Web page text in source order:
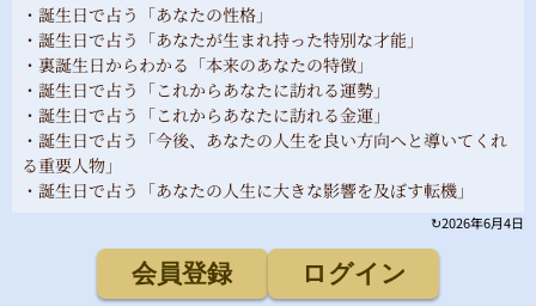
・誕生日で占う「あなたの性格」
・誕生日で占う「あなたが生まれ持った特別な才能」
・裏誕生日からわかる「本来のあなたの特徴」
・誕生日で占う「これからあなたに訪れる運勢」
・誕生日で占う「これからあなたに訪れる金運」
・誕生日で占う「今後、あなたの人生を良い方向へと導いてくれ
る重要人物」
・誕生日で占う「あなたの人生に大きな影響を及ぼす転機」
↻2026年6月4日
会員登録 ログイン